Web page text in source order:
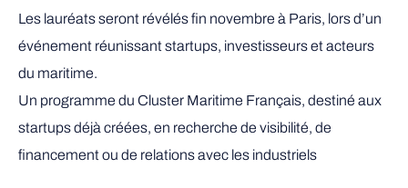
Les lauréats seront révélés fin novembre à Paris, lors d’un
événement réunissant startups, investisseurs et acteurs
du maritime.
Un programme du Cluster Maritime Français, destiné aux
startups déjà créées, en recherche de visibilité, de
financement ou de relations avec les industriels